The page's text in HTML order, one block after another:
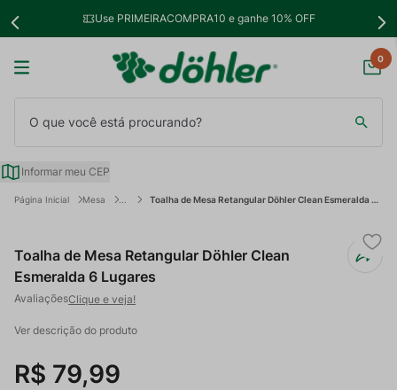
Use PRIMEIRACOMPRA10 e ganhe 10% OFF
0
Informar meu CEP
Mesa Toalha de Mesa Retangular Döhler Clean Esmeralda 6 Lugares
Toalha de Mesa Retangular Döhler Clean
Esmeralda 6 Lugares
Clique e veja!
Ver descrição do produto
R$ 79,99